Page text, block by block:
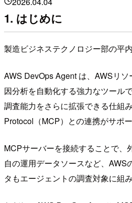
1. はじめに
製造ビジネステクノロジー部の平
AWS DevOps Agent は、AWSリ
因分析を自動化する強力なツール
調査能力をさらに拡張できる仕組
Protocol（MCP）との連携がサポ
MCPサーバーを接続することで、
自の運用データソースなど、AWS
タもエージェントの調査対象に組